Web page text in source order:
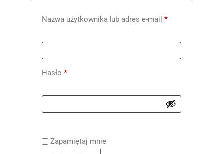
Nazwa użytkownika lub adres e-mail *
Hasło *
Zapamiętaj mnie